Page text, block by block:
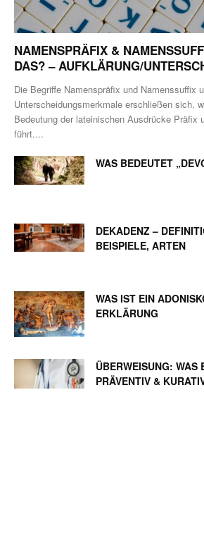
NAMENSPRÄFIX &
DAS? – AUFKLÄRUNG/
Die Begriffe Namenspräfix und Namenssuffix
Unterscheidungsmerkmale erschließen sich,
Bedeutung der lateinischen Ausdrücke Präfix
führt....
WAS BEDEUTET
DEKADENZ –
BEISPIELE, ARTEN
WAS IST EIN
ERKLÄRUNG
ÜBERWEISUNG: WAS
PRÄVENTIV &